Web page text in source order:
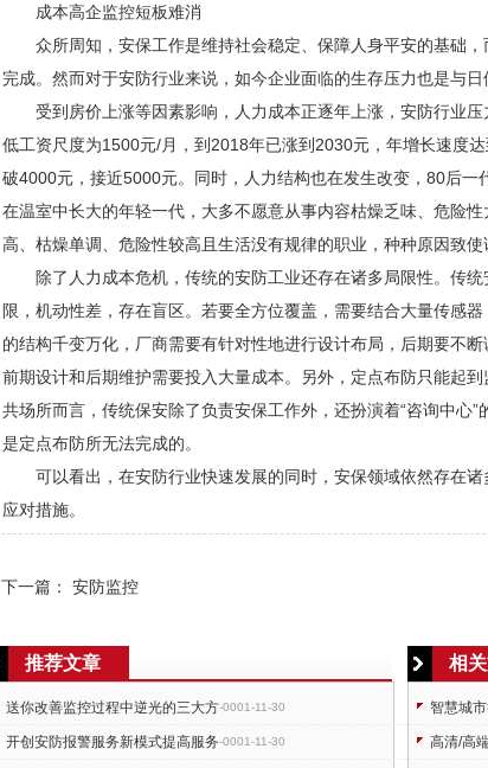
成本高企监控短板难消
众所周知，安保工作是维持社会稳定、保障人身平安的基础
完成。然而对于安防行业来说，如今企业面临的生存压力也是与日
受到房价上涨等因素影响，人力成本正逐年上涨， 安防行业压
低工资尺度为1500元/月，到2018年已涨到2030元，年增长速度
破4000元，接近5000元。同时，人力结构也在发生改变，80后
在温室中长大的年轻一代，大多不愿意从事内容枯燥乏味、危险
高、枯燥单调、危险性较高且生活没有规律的职业，种种原因致使
除了人力成本危机，传统的安防工业还存在诸多局限性。传统
限，机动性差，存在盲区。若要全方位覆盖，需要结合大量传感
的结构千变万化，厂商需要有针对性地进行设计布局，后期要不
前期设计和后期维护需要投入大量成本。另外，定点布防只能起
共场所而言，传统保安除了负责安保工作外，还扮演着“咨询中心
是定点布防所无法完成的。
可以看出，在安防行业快速发展的同时，安保领域依然存在
应对措施。
下一篇： 安防监控
推荐文章
送你改善监控过程中逆光的三大方-0001-11-30
开创安防报警服务新模式提高服务-0001-11-30
相
智慧城
高清/高